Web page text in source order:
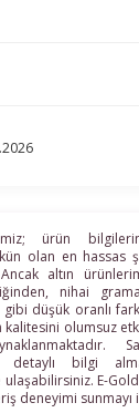
ürün
olan en hassas
altın
nihai
düşük oranlı
kalitesini olumsuz
detaylı bilgi
ulaşabilirsiniz. E-
deneyimi